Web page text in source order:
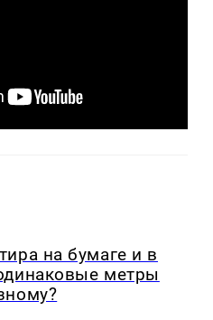
на бумаге и в
метры